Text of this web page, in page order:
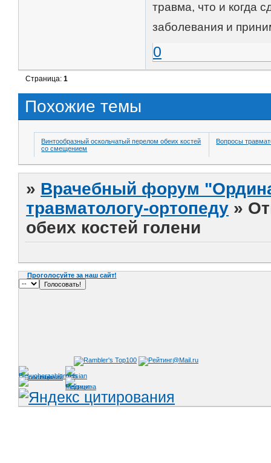
травма, что и когда
заболевания и
0
Страница:1
Похожие темы
Винтообразный оскольчатый перелом обеих костей
со смещением
Вопросы
» Врачебный форум
травматологу-ортопеду »
обеих костей голени
Проголосуйте за наш сайт!